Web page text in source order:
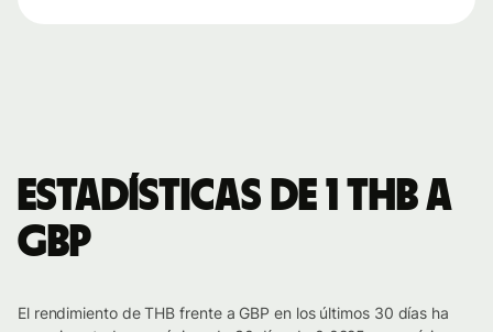
Estadísticas de 1 THB a
GBP
El rendimiento de THB frente a GBP en los últimos 30 días ha